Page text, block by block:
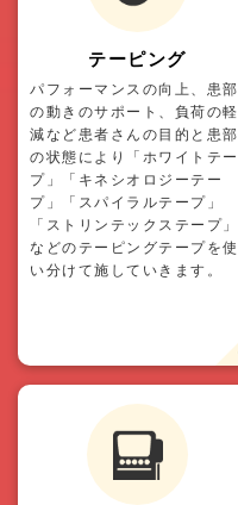
テーピング
パフォーマンスの向上、患部
の動きのサポート、負荷の軽
減など患者さんの目的と患部
の状態により「ホワイトテー
プ」「キネシオロジーテー
プ」「スパイラルテープ」
「ストリンテックステープ」
などのテーピングテープを使
い分けて施していきます。